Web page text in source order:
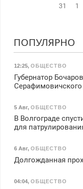
31
1
ПОПУЛЯРНО
12:25, ОБЩЕСТВО
Губернатор
5 Авг, ОБЩЕСТВО
В Волгограде
для
6 Авг, ОБЩЕСТВО
Долгожданная
04:04, ОБЩЕСТВО